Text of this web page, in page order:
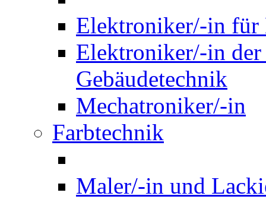
Elektroniker/-in für
Elektroniker/-in
Gebäudetechnik
Mechatroniker/-in
Farbtechnik
Maler/-in und